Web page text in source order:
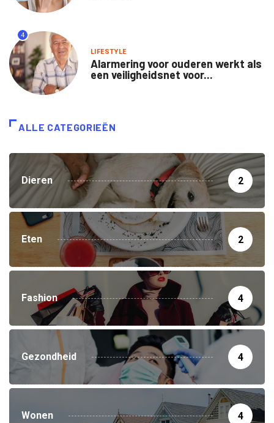
4
LIFESTYLE
Alarmering voor ouderen werkt als
een veiligheidsnet voor...
ALLE CATEGORIEËN
Dieren 2
Eten 2
Fashion 4
Gezondheid 4
Wonen 4